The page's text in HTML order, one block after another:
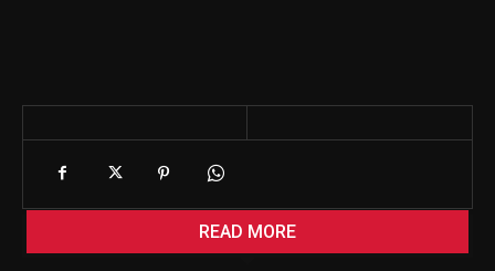
READ MORE